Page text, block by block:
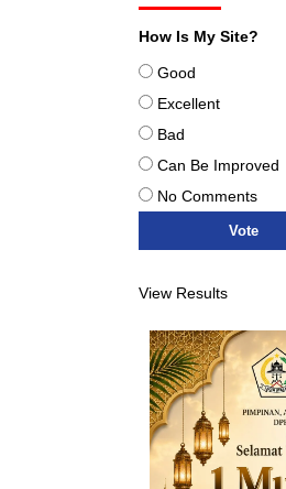
How Is My Site?
Good
Excellent
Bad
Can Be Improved
No Comments
View Results